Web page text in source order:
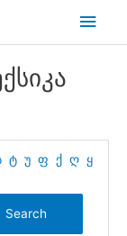
Main
ტ უ ფ ქ ღ ყ